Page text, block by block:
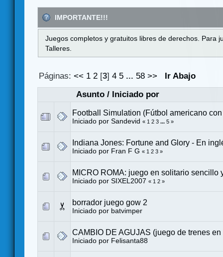
IMPORTANTE!!!
Juegos completos y gratuitos libres de derechos. Para
Talleres.
Páginas:<< 1 2 [3]4 5 ... 58 >>
Ir Abajo
Asunto/ Iniciado por
Football Simulation (Fútbol americano
Iniciado por Sandevid « 1 2 3 ... 5 »
Indiana Jones: Fortune and Glory - En
Iniciado por Fran F G « 1 2 3 »
MICRO ROMA: juego en solitario sencillo
Iniciado por SIXEL2007 « 1 2 »
borrador juego gow 2
Iniciado por batvimper
CAMBIO DE AGUJAS (juego de trenes
Iniciado por Felisanta88